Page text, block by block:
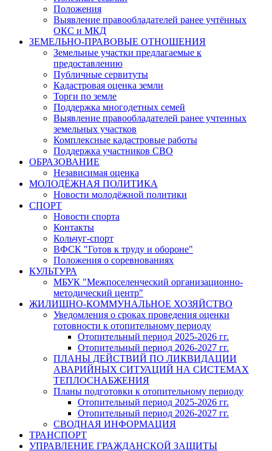
Положения
Выявление правообладателей ранее учтённых
ОКС и МКД
ЗЕМЕЛЬНО-ПРАВОВЫЕ ОТНОШЕНИЯ
Земельные участки предлагаемые к
предоставлению
Публичные сервитуты
Кадастровая оценка земли
Торги по земле
Поддержка многодетных семей
Выявление правообладателей ранее учтенных
земельных участков
Комплексные кадастровые работы
Поддержка участников СВО
ОБРАЗОВАНИЕ
Независимая оценка
МОЛОДЁЖНАЯ ПОЛИТИКА
Новости молодёжной политики
СПОРТ
Новости спорта
Контакты
Кольчуг-спорт
ВФСК "Готов к труду и обороне"
Положения о соревнованиях
КУЛЬТУРА
МБУК "Межпоселенческий организационно-
методический центр"
ЖИЛИЩНО-КОММУНАЛЬНОЕ ХОЗЯЙСТВО
Уведомления о сроках проведения оценки
готовности к отопительному периоду
Отопительный период 2025-2026 гг.
Отопительный период 2026-2027 гг.
ПЛАНЫ ДЕЙСТВИЙ ПО ЛИКВИДАЦИИ
АВАРИЙНЫХ СИТУАЦИЙ НА СИСТЕМАХ
ТЕПЛОСНАБЖЕНИЯ
Планы подготовки к отопительному периоду
Отопительный период 2025-2026 гг.
Отопительный период 2026-2027 гг.
СВОДНАЯ ИНФОРМАЦИЯ
ТРАНСПОРТ
УПРАВЛЕНИЕ ГРАЖДАНСКОЙ ЗАЩИТЫ